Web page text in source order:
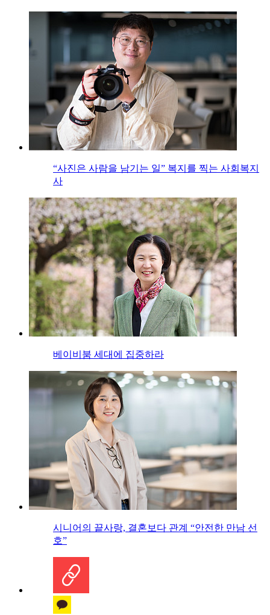
“사진은 사람을 남기는 일” 복지를 찍는 사회복지
사
베이비붐 세대에 집중하라
시니어의 끝사랑, 결혼보다 관계 “안전한 만남 선
호”